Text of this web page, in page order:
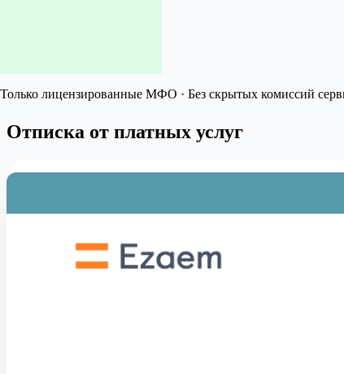
Только лицензированные МФО · Без скрытых комиссий
Отписка от платных услуг